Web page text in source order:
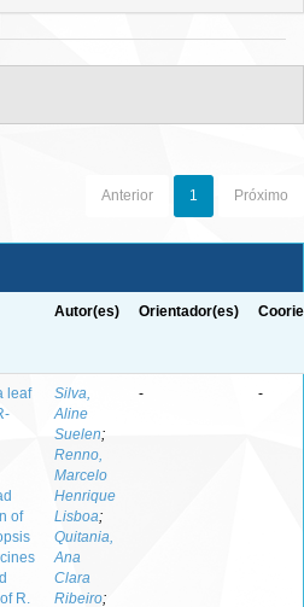
Anterior 1 Próximo
Autor(es) Orientador(es)
leaf
of
R.
Silva,
Aline
Suelen;
Renno,
Marcelo
Henrique
Lisboa;
Quitania,
Ana
Clara
Ribeiro;
- -